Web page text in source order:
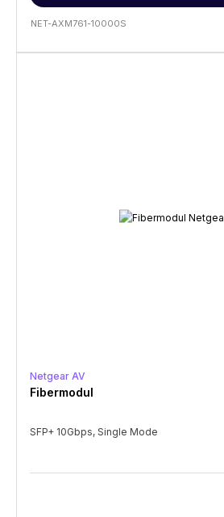
NET-AXM761-10000S
Netgear AV
Fibermodul
SFP+ 10Gbps, Single Mode